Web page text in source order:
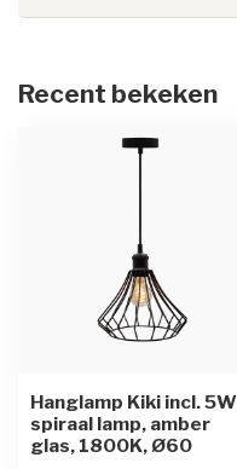
Recent bekeken
Hanglamp Kiki incl. 5W
spiraal lamp, amber
glas, 1800K, Ø60